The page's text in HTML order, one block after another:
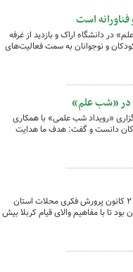
است
در دانشگاه اراک و بازدید از غرفه
و نوجوانان به سمت فعالیت‌های
در «شب علم»
«رویداد شب علمی» با همکاری
دانست و گفت: هدف ما هدایت
هم‌زمان با فرارسیدن ایام سوگواری حضرت اباعبدالله الحسین (ع)، مرکز فرهنگی‌هنری شماره ۲ کانون پرورش فکری محلات استان
تا با مفاهیم والای قیام کربلا بیش